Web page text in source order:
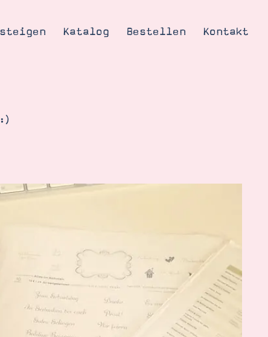
Katalog Bestellen Kontakt